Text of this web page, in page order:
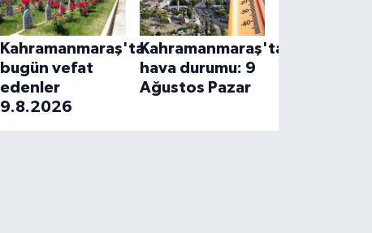
Kahramanmaraş'ta
bugün vefat
edenler
9.8.2026
Kahramanmaraş'ta
hava durumu: 9
Ağustos Pazar